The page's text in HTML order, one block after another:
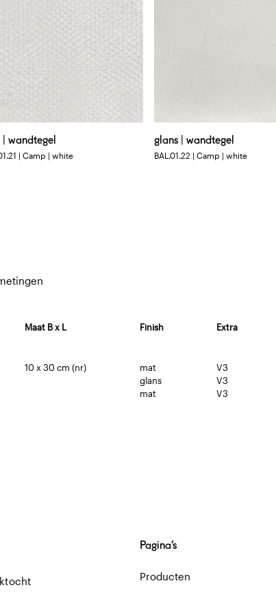
| wandtegel
| Camp | white
glans | wandtegel
BAL.01.22 | Camp | white
Maat B x L Finish Extra
10 x 30 cm (nr) mat
V3
glans
V3
mat
V3
Pagina’s
Producten